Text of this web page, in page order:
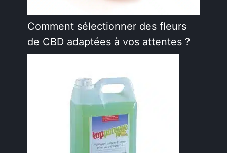
Comment sélectionner des fleurs
de CBD adaptées à vos attentes ?